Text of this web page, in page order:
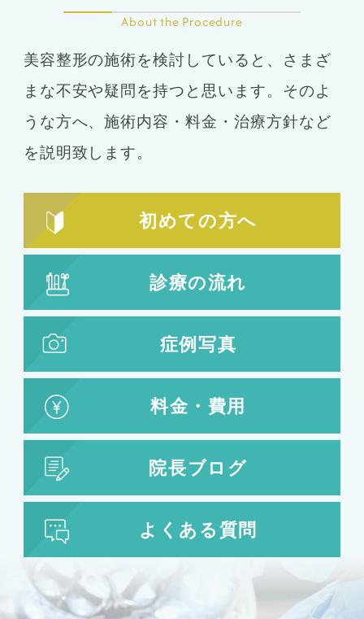
About the Procedure
美容整形の施術を検討していると、さまざ
まな不安や疑問を持つと思います。そのよ
うな方へ、施術内容・料金・治療方針など
を説明致します。
初めての方へ
診療の流れ
症例写真
料金・費用
院長ブログ
よくある質問